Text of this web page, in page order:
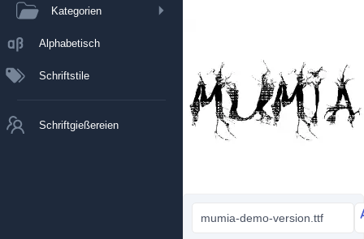
Kategorien
Alphabetisch
Schriftstile
Schriftgießereien
mumia-demo-version.ttf